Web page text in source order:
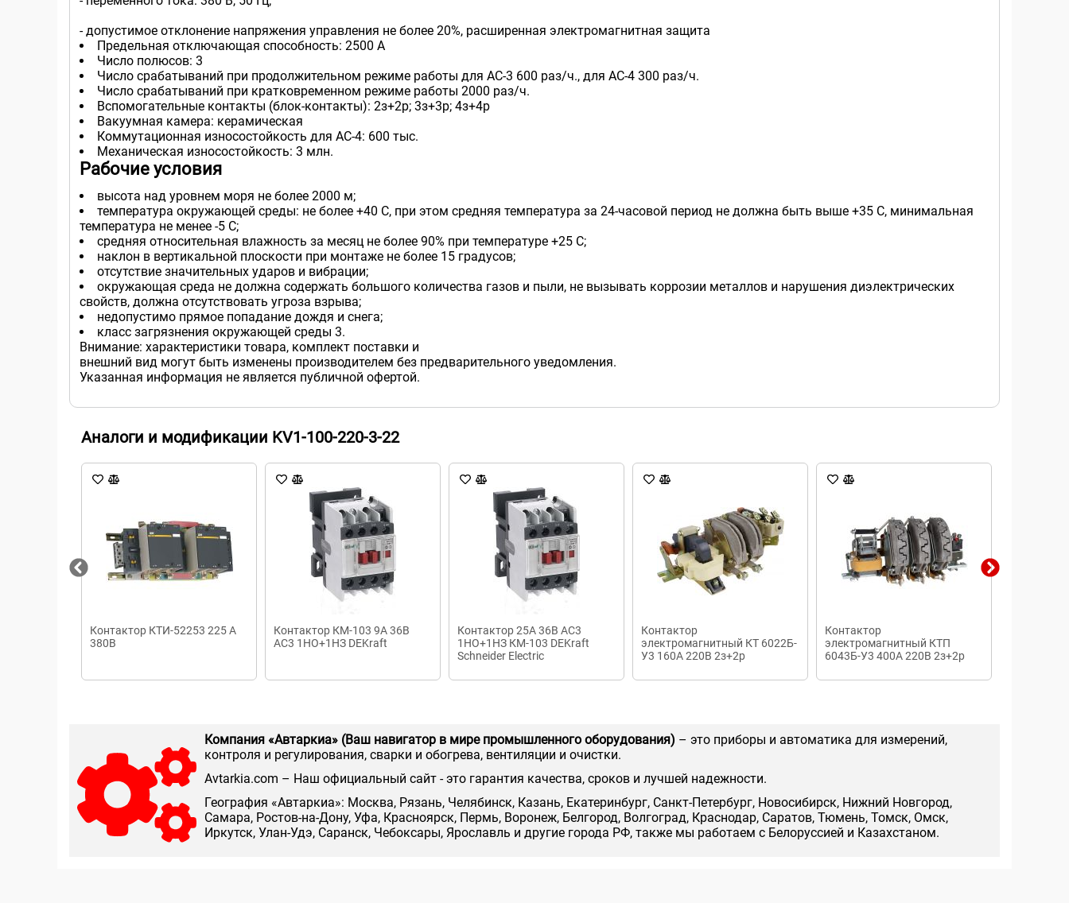
- допустимое отклонение напряжения управления не более 20%, расширенная электромагнитная защита
Предельная отключающая способность: 2500 А
Число полюсов: 3
Число срабатываний при продолжительном режиме работы для АС-3 600 раз/ч., для АС-4 300 раз/ч.
Число срабатываний при кратковременном режиме работы 2000 раз/ч.
Вспомогательные контакты (блок-контакты): 2з+2р; 3з+3р; 4з+4р
Вакуумная камера: керамическая
Коммутационная износостойкость для АС-4: 600 тыс.
Механическая износостойкость: 3 млн.
Рабочие условия
высота над уровнем моря не более 2000 м;
температура окружающей среды: не более +40 С, при этом средняя температура за 24-часовой период не должна быть выше +35 С, минимальная
температура не менее -5 С;
средняя относительная влажность за месяц не более 90% при температуре +25 С;
наклон в вертикальной плоскости при монтаже не более 15 градусов;
отсутствие значительных ударов и вибрации;
окружающая среда не должна содержать большого количества газов и пыли, не вызывать коррозии металлов и нарушения диэлектрических
свойств, должна отсутствовать угроза взрыва;
недопустимо прямое попадание дождя и снега;
класс загрязнения окружающей среды 3.
Внимание: характеристики товара, комплект поставки и
внешний вид могут быть изменены производителем без предварительного уведомления.
Указанная информация не является публичной офертой.
Аналоги и модификации KV1-100-220-3-22
Контактор КТИ-52253 225 А
380В
Контактор КМ-103 9А 36В
АС3 1НО+1НЗ DEKraft
Контактор 25А 36В АС3
1НО+1НЗ КМ-103 DEKraft
Schneider Electric
Контактор
электромагнитный КТ 6022Б-
У3 160А 220В 2з+2р
Контактор
электромагнитный КТП
6043Б-У3 400А 220В 2з+2р
Компания «Автаркиа» (Ваш навигатор в мире промышленного оборудования) – это приборы и автоматика для измерений,
контроля и регулирования, сварки и обогрева, вентиляции и очистки.
Аvtarkia.com – Наш официальный сайт - это гарантия качества, сроков и лучшей надежности.
География «Автаркиа»: Москва, Рязань, Челябинск, Казань, Екатеринбург, Санкт-Петербург, Новосибирск, Нижний Новгород,
Самара, Ростов-на-Дону, Уфа, Красноярск, Пермь, Воронеж, Белгород, Волгоград, Краснодар, Саратов, Тюмень, Томск, Омск,
Иркутск, Улан-Удэ, Саранск, Чебоксары, Ярославль и другие города РФ, также мы работаем с Белоруссией и Казахстаном.